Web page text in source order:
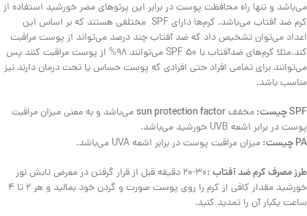
می‌باشد و تنها راه محافظت پوست در برابر این پرتوهای مضر خورشید استفاده از
کرم ضد آفتاب می‌باشد. کرم‌ها دارای SPF مختلفی هستند که بر اساس این
اعداد می‌توان تشخیص داد که ضد آفتاب چند درصد می‌تواند از پوست مراقبت
کند.مثلا کرم‌های ضد‌آفتاب با ‌SPF 50 ‌می‌توانند 98% از پوست مراقبت کنند پس
می‌توانند برای تمامی افراد حتی افرادی که پوست حساس یا تحت درمان دارند نیز
مناسب باشد.
SPF چیست: مخففsun protection factorمی‌باشد و به معنی میزان مراقبت
پوست در برابر اشعه UVB ‌خورشید می‌باشد.
PA چیست: میزان مراقبت پوست در برابر اشعه UVA می‌باشد.
طرز مصرف کرم ضد آفتاب :
30-20 دقیقه قبل از قرار گرفتن در معرض تابش نور
خورشید مقدار کافی از کرم را روی پوست صورت و گردن خود بمالید و هر 2 تا 4
ساعت یکبار آن را تمدید کنید.